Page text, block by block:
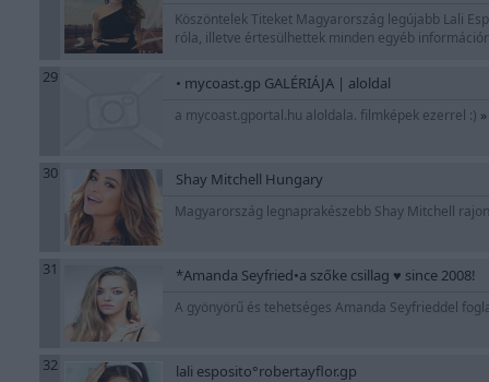
Köszöntelek Titeket Magyarország legújabb Lali
róla, illetve értesülhettek minden egyéb
29 • mycoast.gp GALÉRIÁJA | aloldal
a mycoast.gportal.hu aloldala. filmképek ezerrel :) »
30 Shay Mitchell Hungary
Magyarország legnaprakészebb Shay Mitchell
31 *Amanda Seyfried•a szőke csillag ♥ since 2008!
A gyönyörű és tehetséges Amanda Seyfrieddel
32 lali esposito°robertayflor.gp